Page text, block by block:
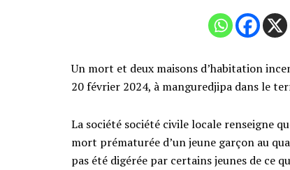
Un mort et deux maisons d’habitation
20 février 2024, à manguredjipa dans le
La société société civile locale renseigne
mort prématurée d’un jeune garçon au
pas été digérée par certains jeunes de ce